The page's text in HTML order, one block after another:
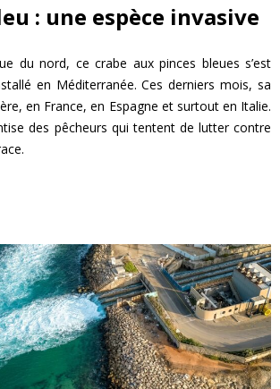
: une espèce invasive
du nord, ce crabe aux pinces bleues s’est
en Méditerranée. Ces derniers mois, sa
en France, en Espagne et surtout en Italie.
des pêcheurs qui tentent de lutter contre